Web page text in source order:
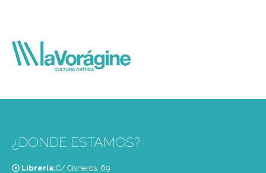
¿DONDE ESTAMOS?
Librería:C/ Cisneros, 69